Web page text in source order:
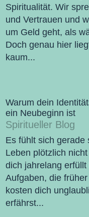
Spiritualität. Wir
und Vertrauen und
um Geld geht, als
Doch genau hier
kaum...
Warum dein
ein Neubeginn ist
Spiritueller Blog
Es fühlt sich gerade
Leben plötzlich
dich jahrelang
Aufgaben, die
kosten dich
erfährst...